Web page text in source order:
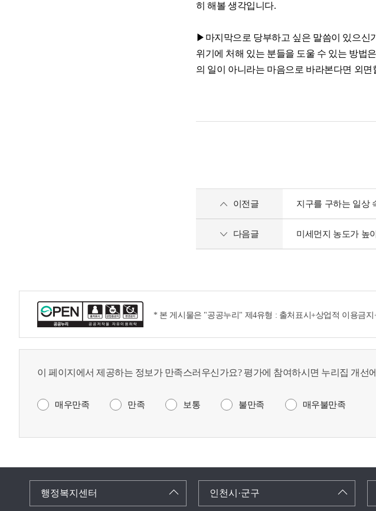
히 해볼 생각입니다.
▶ 마지막으로 당부하고 싶은 말씀이 있으신
위기에 처해 있는 분들을 도울 수 있는 방법
의 일이 아니라는 마음으로 바라본다면 외
이전글 지구를 구하는 일상
다음글 미세먼지 농도가 높
* 본 게시물은 "공공누리" 제4유형 : 출처표시+상업적 이용금
이 페이지에서 제공하는 정보가 만족스러우신가요? 평가에 참여하시면 누리집 개선
매우만족 만족 보통 불만족 매우불만족
행정복지센터 인천시·군구